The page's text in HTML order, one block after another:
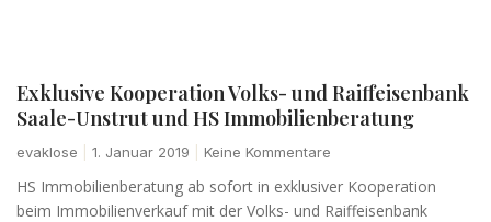
Exklusive Kooperation Volks- und Raiffeisenbank
Saale-Unstrut und HS Immobilienberatung
evaklose 1. Januar 2019 Keine Kommentare
HS Immobilienberatung ab sofort in exklusiver Kooperation
beim Immobilienverkauf mit der Volks- und Raiffeisenbank